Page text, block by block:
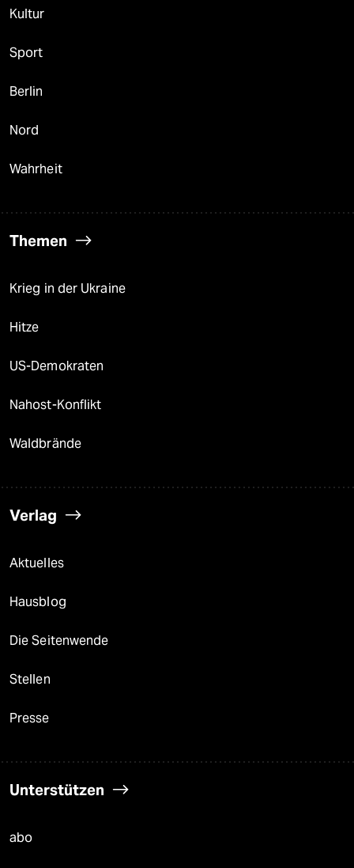
Kultur
Sport
Berlin
Nord
Wahrheit
Themen
Krieg in der Ukraine
Hitze
US-Demokraten
Nahost-Konflikt
Waldbrände
Verlag
Aktuelles
Hausblog
Die Seitenwende
Stellen
Presse
Unterstützen
abo